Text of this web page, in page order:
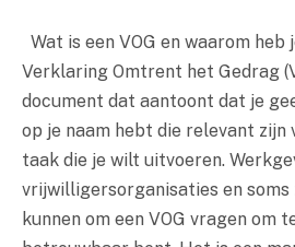
Wat is een VOG en waarom heb
Verklaring Omtrent het Gedrag
document dat aantoont dat je
op je naam hebt die relevant zijn
taak die je wilt uitvoeren.
vrijwilligersorganisaties en
kunnen om een VOG vragen om